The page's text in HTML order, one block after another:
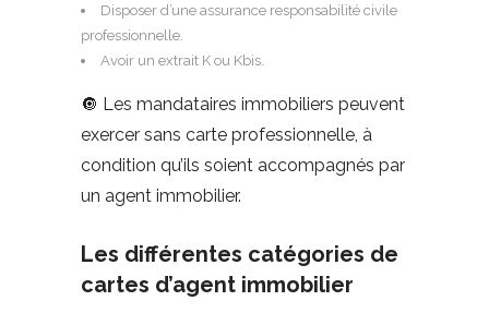
Disposer d’une assurance responsabilité civile
professionnelle.
Avoir un extrait K ou Kbis.
🔘 Les mandataires immobiliers peuvent
exercer sans carte professionnelle, à
condition qu’ils soient accompagnés par
un agent immobilier.
Les différentes catégories de
cartes d’agent immobilier